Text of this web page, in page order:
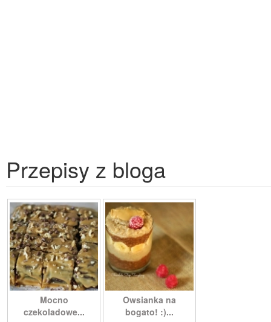
Przepisy z bloga
Mocno
czekoladowe...
Owsianka na
bogato! :)...